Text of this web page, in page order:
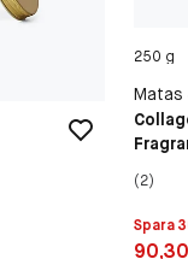
250 g
Matas
(2)
Spara
Pris: